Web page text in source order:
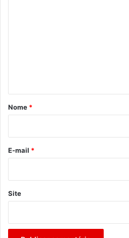
r
*
Nome *
E-mail *
Site